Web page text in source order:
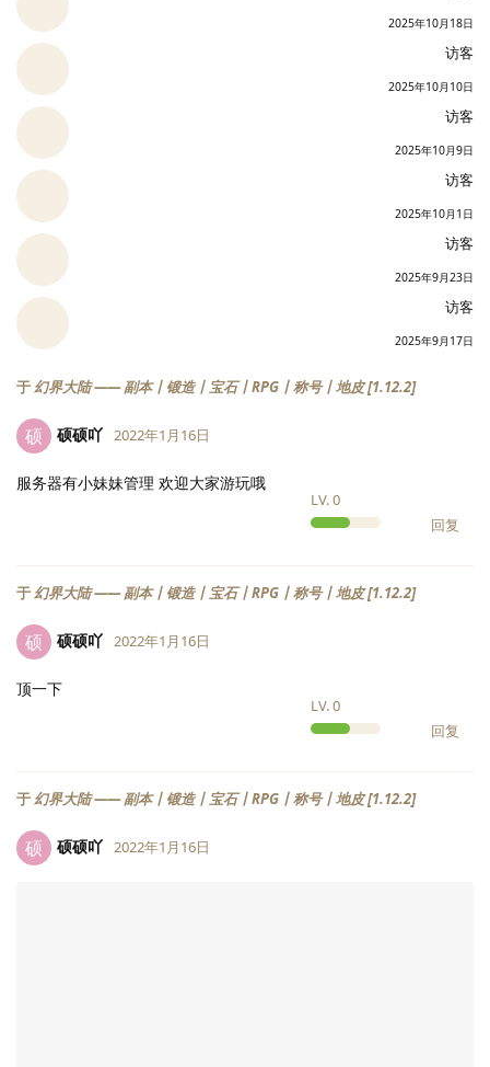
2025年10月18日
访客
2025年10月10日
访客
2025年10月9日
访客
2025年10月1日
访客
2025年9月23日
访客
2025年9月17日
于幻界大陆 —— 副本丨锻造丨宝石丨RPG丨称号丨地皮 [1.12.2]
硕 硕硕吖
LV.0
2022年1月16日
服务器有小妹妹管理 欢迎大家游玩哦
回复
于幻界大陆 —— 副本丨锻造丨宝石丨RPG丨称号丨地皮 [1.12.2]
硕 硕硕吖
LV.0
2022年1月16日
顶一下
回复
于幻界大陆 —— 副本丨锻造丨宝石丨RPG丨称号丨地皮 [1.12.2]
硕 硕硕吖 2022年1月16日